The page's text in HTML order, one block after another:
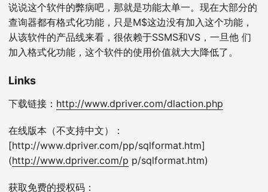
说说这个软件的弊病吧，那就是功能太单一。现在大部分的
查询器都有格式化功能，只是M$这边没有加入这个功能，
从该软件的产品线来看，很依赖于SSMS和VS，一旦他 们
加入格式化功能，这个软件的使用价值就大大降低了。
Links
下载链接： http://www.dpriver.com/dlaction.php
在线版本（不支持中文）：
[http://www.dpriver.com/pp/sqlformat.htm]
(http://www.dpriver.com/p p/sqlformat.htm)
获取免费的授权码：